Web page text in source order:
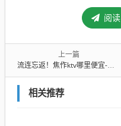
阅读
上一篇
流连忘返！焦作ktv哪里便宜-鼎红国际ktv消费价格点评
相关推荐